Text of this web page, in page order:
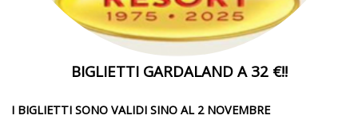
BIGLIETTI GARDALAND A 32 €!!
I BIGLIETTI SONO VALIDI SINO AL 2 NOVEMBRE